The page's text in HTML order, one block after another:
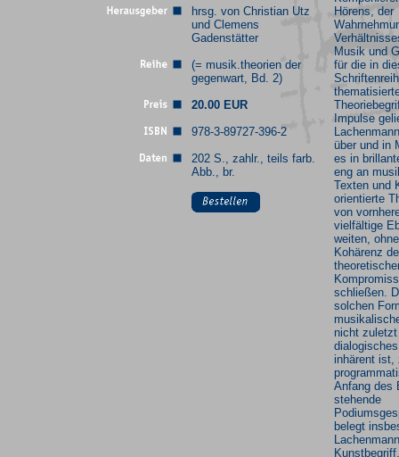
hrsg. von Christian Utz
und Clemens
Gadenstätter
(= musik.theorien der
gegenwart, Bd. 2)
20.00 EUR
978-3-89727-396-2
202 S., zahlr., teils farb.
Abb., br.
Hörens, der
Musik und
für die in
Impulse
über und in
es in
eng an
Texten und
orientierte
von
vielfältige
weiten,
Kohärenz
schließen.
solchen
nicht
inhärent ist,
Anfang des
stehende
belegt